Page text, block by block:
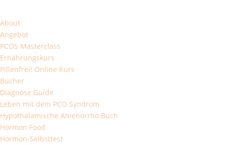
About
Angebot
PCOS Masterclass
Ernährungskurs
Pillenfrei! Online Kurs
Bücher
Diagnose Guide
Leben mit dem PCO Syndrom
Hypothalamische Amenorrhö Buch
Hormon Food
Hormon-Selbsttest